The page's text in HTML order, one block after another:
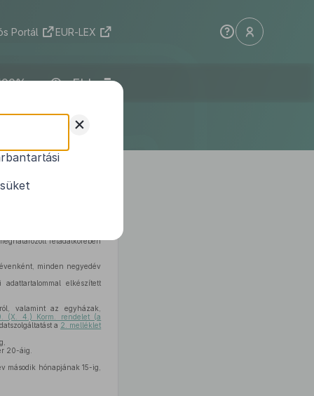
Portál EUR-LEX
ELI
feladatkörében
minden negyedév
elkészített
valamint az egyházak,
(X. 4.) Korm. rendelet (a
a 2. melléklet
20-áig.
második hónapjának 15-ig,
+